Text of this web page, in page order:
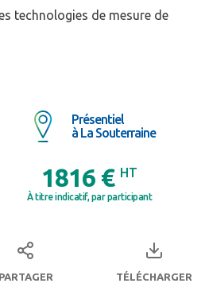
technologies de mesure de
de mesure de débit
Présentiel
à La Souterraine
1816 € HT
À titre indicatif, par participant
PARTAGER TÉLÉCHARGER